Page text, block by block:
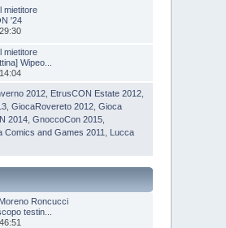
mietitore
'24
mietitore
Wipeo...
2012 EtrusCON Estate 2012
,GiocaRovereto 2012 ,Gioca
2014 ,GnoccoCon 2015
Comics and Games 2011
Lucca
Moreno Roncucci
testin...